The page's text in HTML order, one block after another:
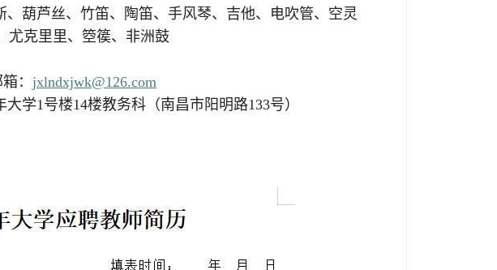
葫芦丝、竹笛、陶笛、手风琴、吉他、电吹管、空灵
尤克里里、箜篌、非洲鼓
： jxlndxjwk@126.com
学1号楼14楼教务科（南昌市阳明路133号）